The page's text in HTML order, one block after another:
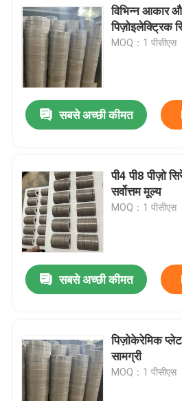
उत्पादों
हमारे बारे में
कारखाना भ्रमण
संपर्क करें
एक उद्धरण का अनुरोध करें
अल्ट्रासोनिक सफाई ट्रांसड्यूसर
बहु आवृत्ति अल्ट्रासोनिक ट्रांसड्यूसर
विभिन्न आकार
पिज़ोइलेक्ट्रिक
MOQ：1 पीसीएस
सबसे अच्छी कीमत
पी4 पी8 पीज़ो
सर्वोत्तम मूल्य
MOQ：1 पीसीएस
सबसे अच्छी कीमत
पिज़ोकेरेमिक
सामग्री
MOQ：1 पीसीएस